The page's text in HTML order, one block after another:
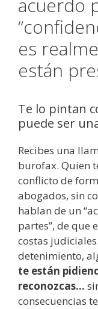
acuerdo
es
están
Te lo pintan
puede ser
Recibes una
burofax. Quien
conflicto de
abogados, sin
hablan de un
partes”, de que
costas
detenimiento,
te están
reconozcas…
consecuencias